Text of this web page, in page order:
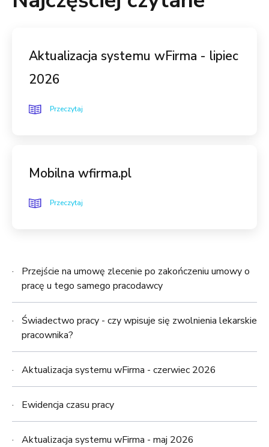
Aktualizacja systemu wFirma - lipiec
2026
Przeczytaj
Mobilna wfirma.pl
Przeczytaj
Przejście na umowę zlecenie po zakończeniu umowy o
pracę u tego samego pracodawcy
Świadectwo pracy - czy wpisuje się zwolnienia lekarskie
pracownika?
Aktualizacja systemu wFirma - czerwiec 2026
Ewidencja czasu pracy
Aktualizacja systemu wFirma - maj 2026